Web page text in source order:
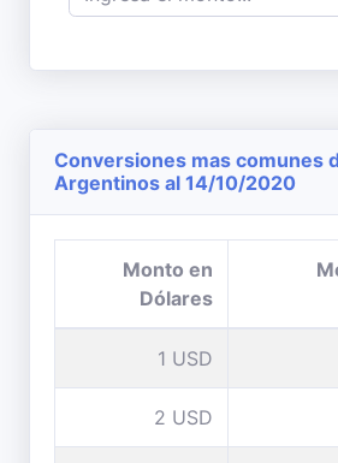
Conversiones mas comunes
Argentinos al 14/10/2020
Monto en
Dólares
1 USD
2 USD